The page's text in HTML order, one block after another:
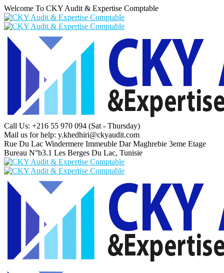
Welcome To CKY Audit & Expertise Comptable
Call Us: +216 55 970 094 (Sat - Thursday)
Mail us for help: y.khedhiri@ckyaudit.com
Rue Du Lac Windermere Immeuble Dar Maghrebie 3eme Etage
Bureau N°b3.1 Les Berges Du Lac, Tunisie